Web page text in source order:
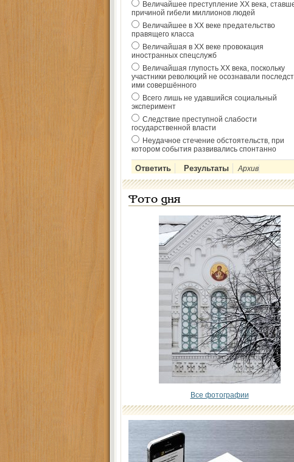
Величайшее преступление ХХ века,
причиной гибели миллионов людей
Величайшее в ХХ веке предательство
правящего класса
Величайшая в ХХ веке провокация
иностранных спецслужб
Величайшая глупость ХХ века, поскольку
участники революций не осознавали
ими совершённого
Всего лишь не удавшийся социальный
эксперимент
Следствие преступной слабости
государственной власти
Неудачное стечение обстоятельств, при
котором события развивались спонтанно
Архив
Фото дня
Все фотографии